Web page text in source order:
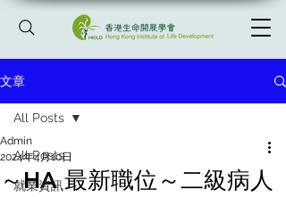
文章
All Posts
就業資訊
All Posts
～HA 最新職位～二級病人
Admin
2024年4月10日